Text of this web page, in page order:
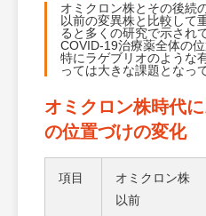
オミクロン株とその後続
以前の変異株と比較して
ると多くの研究で示され
COVID-19治療薬全体の
特にラゲブリオのような
っては大きな課題となっ
オミクロン株時代
の位置づけの変化
項目
オミクロン株
以前